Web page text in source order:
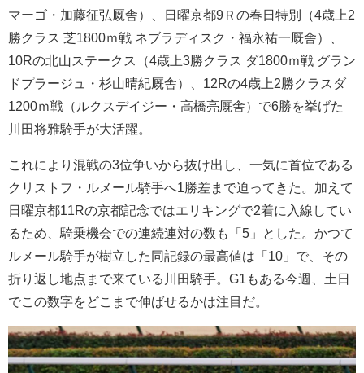
マーゴ・加藤征弘厩舎）、日曜京都9Ｒの春日特別（4歳上2
勝クラス 芝1800ｍ戦 ネブラディスク・福永祐一厩舎）、
10Rの北山ステークス（4歳上3勝クラス ダ1800ｍ戦 グラン
ドプラージュ・杉山晴紀厩舎）、12Rの4歳上2勝クラスダ
1200ｍ戦（ルクスデイジー・高橋亮厩舎）で6勝を挙げた
川田将雅騎手が大活躍。
これにより混戦の3位争いから抜け出し、一気に首位である
クリストフ・ルメール騎手へ1勝差まで迫ってきた。加えて
日曜京都11Rの京都記念ではエリキングで2着に入線してい
るため、騎乗機会での連続連対の数も「5」とした。かつて
ルメール騎手が樹立した同記録の最高値は「10」で、その
折り返し地点まで来ている川田騎手。G1もある今週、土日
でこの数字をどこまで伸ばせるかは注目だ。